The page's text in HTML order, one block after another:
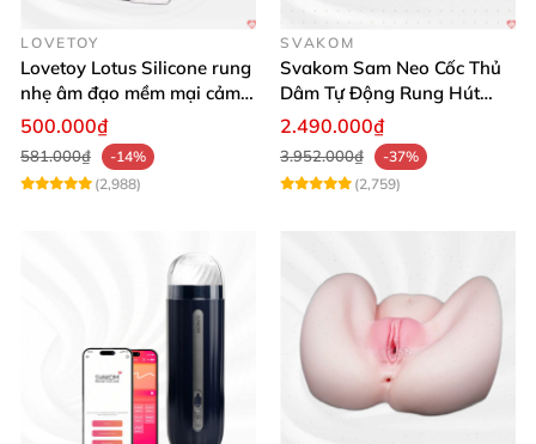
LOVETOY
Lovetoy Lotus Silicone rung
nhẹ âm đạo mềm mại cảm
giác thật
500.000₫
581.000₫
-14%
(2,988)
SVAKOM
Svakom Sam Neo Cốc Thủ
Dâm Tự Động Rung Hút
App Điều Khiển Xa
2.490.000₫
3.952.000₫
-37%
(2,759)